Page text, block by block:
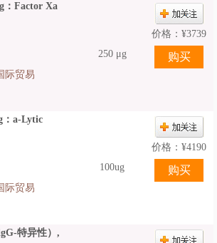
：Factor Xa
250 μg
价格： ¥3739
际贸易
：a-Lytic
100ug
价格： ¥4190
际贸易
特异性）,